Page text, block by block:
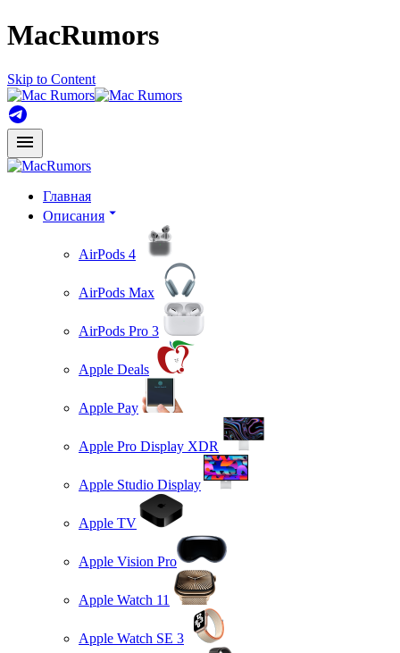
MacRumors
Skip to Content
Главная
Описания
AirPods 4
AirPods Max
AirPods Pro 3
Apple Deals
Apple Pay
Apple Pro Display XDR
Apple Studio Display
Apple TV
Apple Vision Pro
Apple Watch 11
Apple Watch SE 3